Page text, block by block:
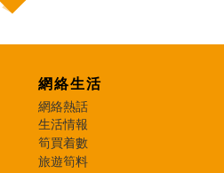
網絡生活
網絡熱話
生活情報
筍買着數
旅遊筍料